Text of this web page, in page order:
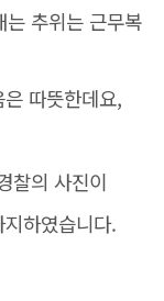
추위는 근무복
따뜻한데요,
찰의 사진이
하였습니다.